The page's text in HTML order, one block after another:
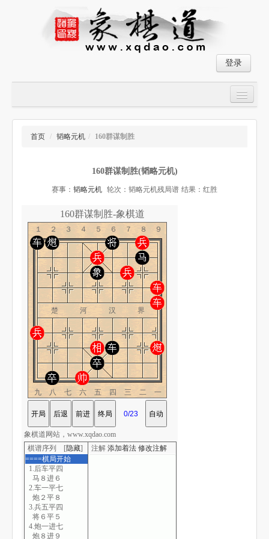
登录
大师对局
象棋小游戏
首页 / 韬略元机 / 160群谋制胜
160群谋制胜(韬略元机)
赛事： 韬略元机 轮次：韬略元机残局谱 结果：红胜
160群谋制胜-象棋道
１２３４５６７８９
楚 河 汉 界
九八七六五四三二一
棋谱序列 [隐藏]
====棋局开始
1.后车平四
马８进６
2.车一平七
炮２平８
3.兵五平四
将６平５
4.炮一进七
炮８进９
注解 添加着法 修改注解
象棋道网站，www.xqdao.com